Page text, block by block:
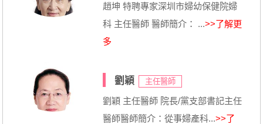
趙坤 特聘專家深圳市婦幼保健院婦
科 主任醫師 醫師簡介： ...>>了解更
多
劉穎 主任醫師
劉穎 主任醫師 院長/黨支部書記主任
醫師醫師簡介：從事婦產科...>>了